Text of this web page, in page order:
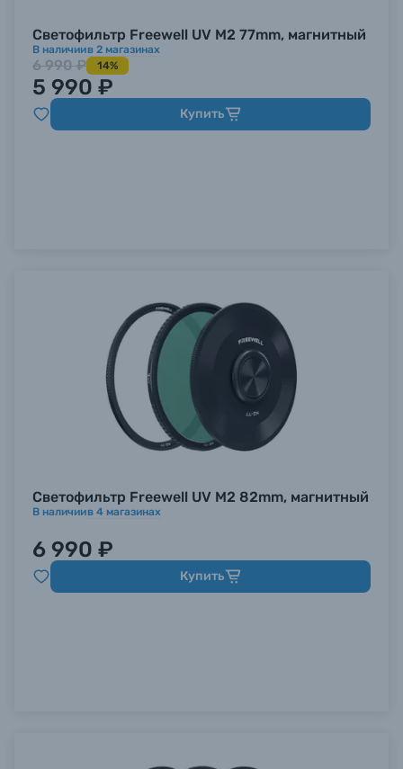
Светофильтр Freewell UV M2 77mm, магнитный
В наличиив 2 магазинах
6 990 ₽ 14%
5 990 ₽
Купить
Светофильтр Freewell UV M2 82mm, магнитный
В наличиив 4 магазинах
6 990 ₽
Купить